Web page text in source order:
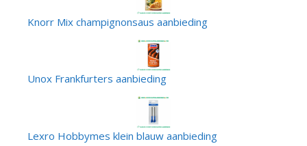
Knorr Mix champignonsaus aanbieding
Unox Frankfurters aanbieding
Lexro Hobbymes klein blauw aanbieding